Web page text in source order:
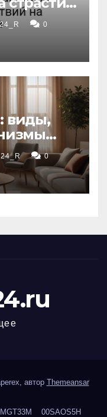
на
0
виды,
0
автор Themeansar
00SAOS5H